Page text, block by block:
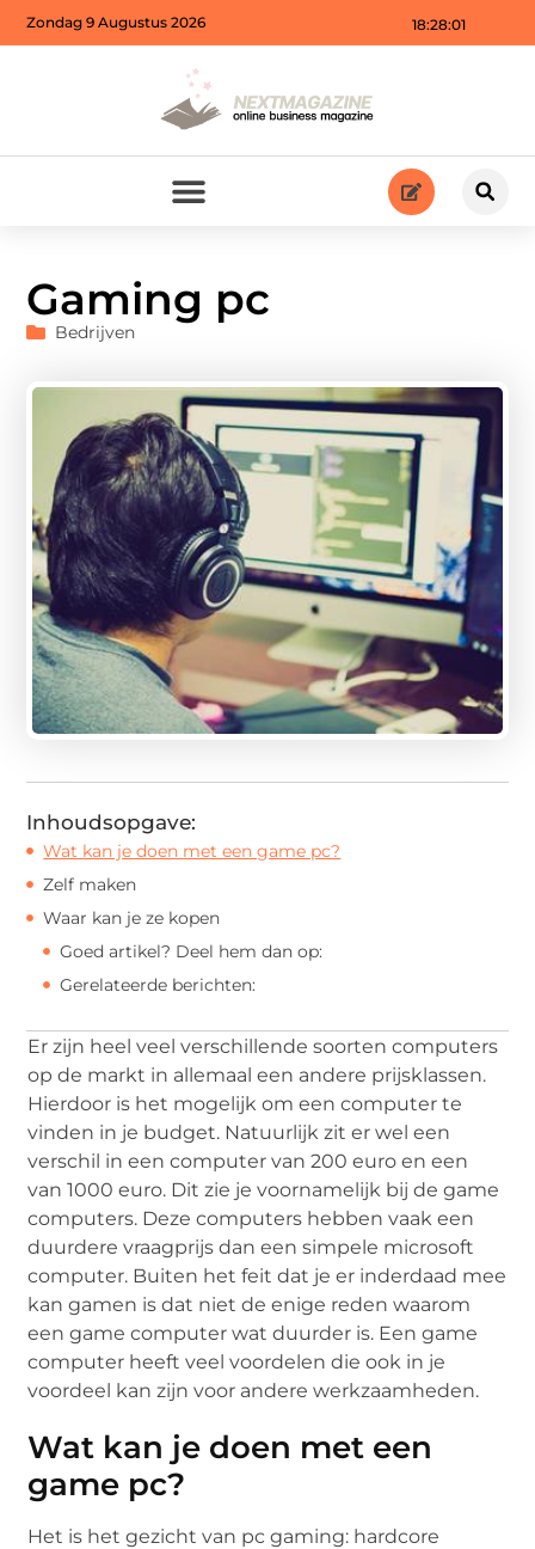
18:28:03
Zondag 9 Augustus 2026
Gaming pc
Bedrijven
Inhoudsopgave:
Wat kan je doen met een game pc?
Zelf maken
Waar kan je ze kopen
Goed artikel? Deel hem dan op:
Gerelateerde berichten:
Er zijn heel veel verschillende soorten computers
op de markt in allemaal een andere prijsklassen.
Hierdoor is het mogelijk om een computer te
vinden in je budget. Natuurlijk zit er wel een
verschil in een computer van 200 euro en een
van 1000 euro. Dit zie je voornamelijk bij de game
computers. Deze computers hebben vaak een
duurdere vraagprijs dan een simpele microsoft
computer. Buiten het feit dat je er inderdaad mee
kan gamen is dat niet de enige reden waarom
een game computer wat duurder is. Een game
computer heeft veel voordelen die ook in je
voordeel kan zijn voor andere werkzaamheden.
Wat kan je doen met een
game pc?
Het is het gezicht van pc gaming: hardcore